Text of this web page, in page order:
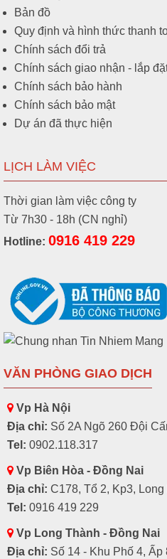
Bản đồ
Quy định và hình thức thanh
Chính sách đổi trả
Chính sách giao nhận - lắp
Chính sách bảo hành
Chính sách bảo mật
Dự án đã thực hiện
LỊCH LÀM VIỆC
Thời gian làm việc công ty
Từ 7h30 - 18h (CN nghỉ)
Hotline: 0916 419 229
VĂN PHÒNG GIAO DỊCH
Vp Hà Nội
Địa chỉ: Số 2A Ngõ 260 Đội
Tel: 0902.118.317
Vp Biên Hòa - Đồng Nai
Địa chỉ: C178, Tổ 2, Kp3,
Tel: 0916 419 229
Vp Long Thành - Đồng Nai
Địa chỉ: Số 14 - Khu Phố 4,